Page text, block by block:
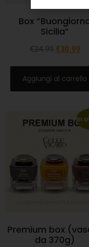
Box
Sicilia”
€30.99
Aggiungi al carrello
In
Premium box
da 370g)